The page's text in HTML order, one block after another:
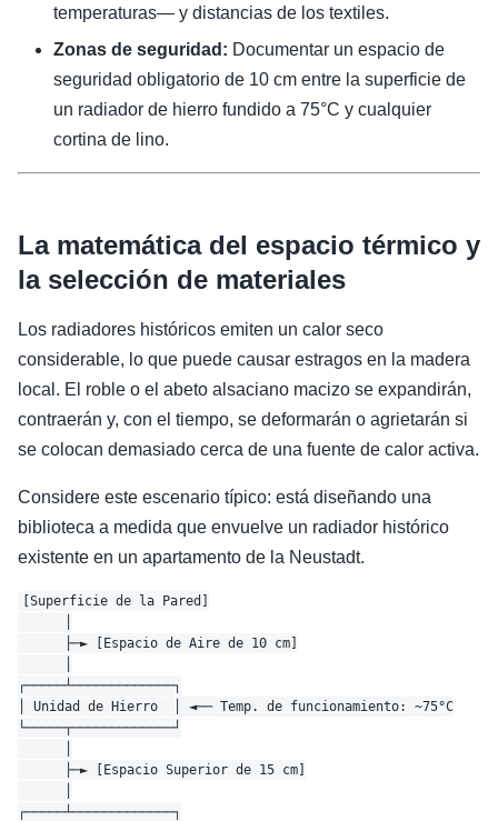
temperaturas— y distancias de los textiles.
Zonas de seguridad: Documentar un espacio de
seguridad obligatorio de 10 cm entre la superficie de
un radiador de hierro fundido a 75°C y cualquier
cortina de lino.
La matemática del espacio térmico y
la selección de materiales
Los radiadores históricos emiten un calor seco
considerable, lo que puede causar estragos en la madera
local. El roble o el abeto alsaciano macizo se expandirán,
contraerán y, con el tiempo, se deformarán o agrietarán si
se colocan demasiado cerca de una fuente de calor activa.
Considere este escenario típico: está diseñando una
biblioteca a medida que envuelve un radiador histórico
existente en un apartamento de la Neustadt.
[Superficie de la Pared]
      ├─► [Espacio de Aire de 10 cm]
┌─────┴─────────────┐
│ Unidad de Hierro  │ ◄── Temp. de funcionamiento: ~75°C
└─────┬─────────────┘
      ├─► [Espacio Superior de 15 cm]
┌─────┴─────────────┐